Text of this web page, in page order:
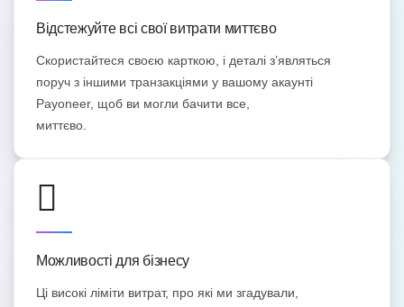
Відстежуйте всі свої витрати миттєво
Скористайтеся своєю карткою, і деталі з’являться
поруч з іншими транзакціями у вашому акаунті
Payoneer, щоб ви могли бачити все,
миттєво.
Можливості для бізнесу
Ці високі ліміти витрат, про які ми згадували,